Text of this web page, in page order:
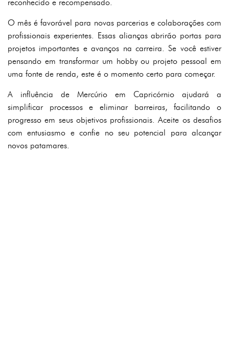
reconhecido e recompensado.
O mês é favorável para novas parcerias e colaborações com
profissionais experientes. Essas alianças abrirão portas para
projetos importantes e avanços na carreira. Se você estiver
pensando em transformar um hobby ou projeto pessoal em
uma fonte de renda, este é o momento certo para começar.
A influência de Mercúrio em Capricórnio ajudará a
simplificar processos e eliminar barreiras, facilitando o
progresso em seus objetivos profissionais. Aceite os desafios
com entusiasmo e confie no seu potencial para alcançar
novos patamares.